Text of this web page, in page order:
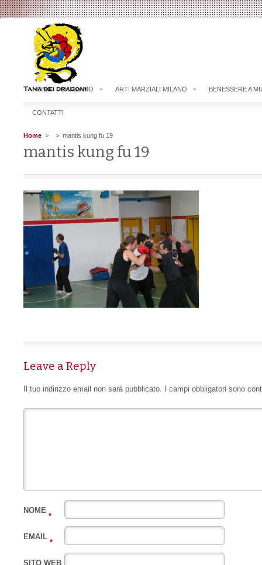
HOME CHI SIAMO ARTI MARZIALI MILANO BENESSERE A
CONTATTI
Home > > mantis kung fu 19
mantis kung fu 19
Leave a Reply
Il tuo indirizzo email non sarà pubblicato. I campi obbligatori sono
NOME
*
EMAIL
*
SITO WEB